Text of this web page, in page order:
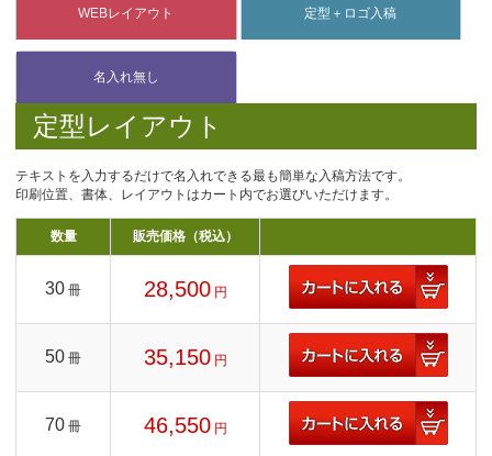
定型レイアウト
テキストを入力するだけで名入れできる最も簡単な入稿方法です。
印刷位置、書体、レイアウトはカート内でお選びいただけます。
数量 販売価格（税込）
30 冊 28,500 円
50 冊 35,150 円
70 冊 46,550 円